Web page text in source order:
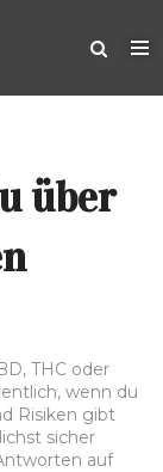
über
THC oder
wenn du
Risiken gibt
sicher
auf